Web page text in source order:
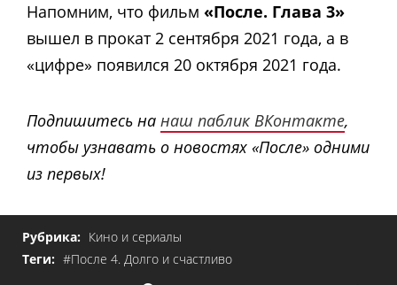
Напомним, что фильм «После. Глава 3»
вышел в прокат 2 сентября 2021 года, а в
«цифре» появился 20 октября 2021 года.
Подпишитесь на наш паблик ВКонтакте,
чтобы узнавать о новостях «После» одними
из первых!
Рубрика: Кино и сериалы
Теги: #После 4. Долго и счастливо